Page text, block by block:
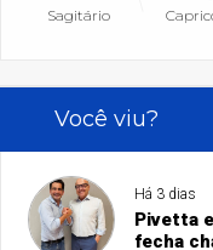
Sagitário
Você viu?
Há 3 dias
Pivetta
fecha